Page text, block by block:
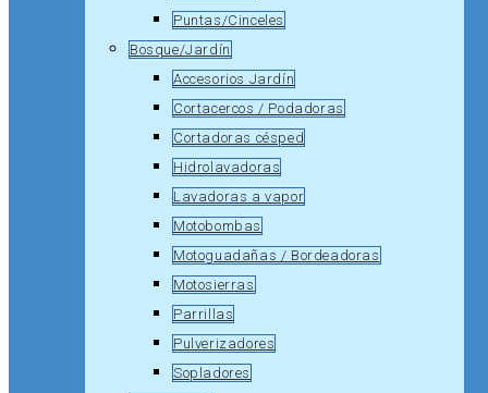
Puntas/Cinceles
Bosque/Jardín
Accesorios Jardín
Cortacercos / Podadoras
Cortadoras césped
Hidrolavadoras
Lavadoras a vapor
Motobombas
Motoguadañas / Bordeadoras
Motosierras
Parrillas
Pulverizadores
Sopladores